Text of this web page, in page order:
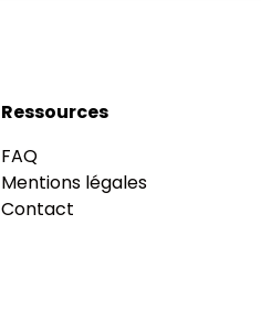
Ressources
FAQ
Mentions légales
Contact